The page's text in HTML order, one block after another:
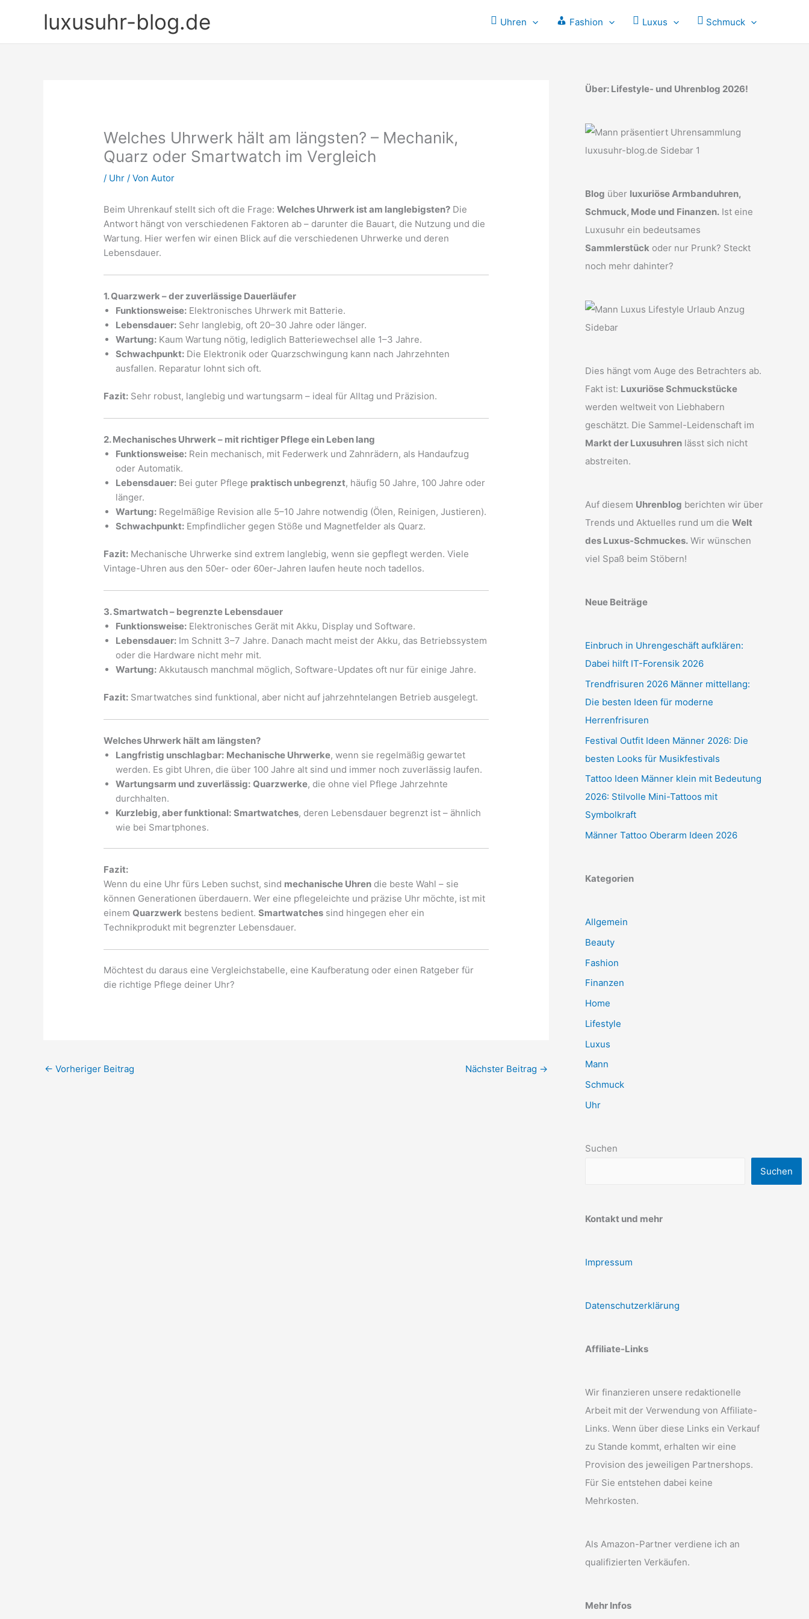
luxusuhr-blog.de Uhren Fashion Luxus Schmuck
Welches Uhrwerk hält am längsten? – Mechanik,
Quarz oder Smartwatch im Vergleich
/ Uhr / VonAutor
Beim Uhrenkauf stellt sich oft die Frage:Welches Uhrwerk ist am langlebigsten? Die
Antwort hängt von verschiedenen Faktoren ab – darunter die Bauart, die Nutzung und die
Wartung. Hier werfen wir einen Blick auf die verschiedenen Uhrwerke und deren
Lebensdauer.
1. Quarzwerk – der zuverlässige Dauerläufer
Funktionsweise: Elektronisches Uhrwerk mit Batterie.
Lebensdauer: Sehr langlebig, oft 20–30 Jahre oder länger.
Wartung: Kaum Wartung nötig, lediglich Batteriewechsel alle 1–3 Jahre.
Schwachpunkt: Die Elektronik oder Quarzschwingung kann nach Jahrzehnten
ausfallen. Reparatur lohnt sich oft.
Fazit: Sehr robust, langlebig und wartungsarm – ideal für Alltag und Präzision.
2. Mechanisches Uhrwerk – mit richtiger Pflege ein Leben lang
Funktionsweise: Rein mechanisch, mit Federwerk und Zahnrädern, als Handaufzug
oder Automatik.
Lebensdauer: Bei guter Pflege praktisch unbegrenzt, häufig 50 Jahre, 100 Jahre oder
länger.
Wartung: Regelmäßige Revision alle 5–10 Jahre notwendig (Ölen, Reinigen, Justieren).
Schwachpunkt: Empfindlicher gegen Stöße und Magnetfelder als Quarz.
Fazit: Mechanische Uhrwerke sind extrem langlebig, wenn sie gepflegt werden. Viele
Vintage-Uhren aus den 50er- oder 60er-Jahren laufen heute noch tadellos.
3. Smartwatch – begrenzte Lebensdauer
Funktionsweise: Elektronisches Gerät mit Akku, Display und Software.
Lebensdauer: Im Schnitt 3–7 Jahre. Danach macht meist der Akku, das Betriebssystem
oder die Hardware nicht mehr mit.
Wartung: Akkutausch manchmal möglich, Software-Updates oft nur für einige Jahre.
Fazit: Smartwatches sind funktional, aber nicht auf jahrzehntelangen Betrieb ausgelegt.
Welches Uhrwerk hält am längsten?
Langfristig unschlagbar: Mechanische Uhrwerke, wenn sie regelmäßig gewartet
werden. Es gibt Uhren, die über 100 Jahre alt sind und immer noch zuverlässig laufen.
Wartungsarm und zuverlässig: Quarzwerke, die ohne viel Pflege Jahrzehnte
durchhalten.
Kurzlebig, aber funktional: Smartwatches, deren Lebensdauer begrenzt ist – ähnlich
wie bei Smartphones.
Fazit:
Wenn du eine Uhr fürs Leben suchst, sind mechanische Uhren die beste Wahl – sie
können Generationen überdauern. Wer eine pflegeleichte und präzise Uhr möchte, ist mit
einemQuarzwerk bestens bedient.Smartwatches sind hingegen eher ein
Technikprodukt mit begrenzter Lebensdauer.
Möchtest du daraus eine Vergleichstabelle, eine Kaufberatung oder einen Ratgeber für
die richtige Pflege deiner Uhr?
← Vorheriger Beitrag Nächster Beitrag →
Über: Lifestyle- und Uhrenblog 2026!
Blog über luxuriöse Armbanduhren,
Schmuck, Mode und Finanzen. Ist eine
Luxusuhr ein bedeutsames
Sammlerstück oder nur Prunk? Steckt
noch mehr dahinter?
Dies hängt vom Auge des Betrachters ab.
Fakt ist: Luxuriöse Schmuckstücke
werden weltweit von Liebhabern
geschätzt. Die Sammel-Leidenschaft im
Markt der Luxusuhren lässt sich nicht
abstreiten.
Auf diesem Uhrenblog berichten wir über
Trends und Aktuelles rund um die Welt
des Luxus-Schmuckes. Wir wünschen
viel Spaß beim Stöbern!
Neue Beiträge
Einbruch in Uhrengeschäft aufklären:
Dabei hilft IT-Forensik 2026
Trendfrisuren 2026 Männer mittellang:
Die besten Ideen für moderne
Herrenfrisuren
Festival Outfit Ideen Männer 2026: Die
besten Looks für Musikfestivals
Tattoo Ideen Männer klein mit Bedeutung
2026: Stilvolle Mini-Tattoos mit
Symbolkraft
Männer Tattoo Oberarm Ideen 2026
Kategorien
Allgemein
Beauty
Fashion
Finanzen
Home
Lifestyle
Luxus
Mann
Schmuck
Uhr
Suchen
Suchen
Kontakt und mehr
Impressum
Datenschutzerklärung
Affiliate-Links
Wir finanzieren unsere redaktionelle
Arbeit mit der Verwendung von Affiliate-
Links. Wenn über diese Links ein Verkauf
zu Stande kommt, erhalten wir eine
Provision des jeweiligen Partnershops.
Für Sie entstehen dabei keine
Mehrkosten.
Als Amazon-Partner verdiene ich an
qualifizierten Verkäufen.
Mehr Infos